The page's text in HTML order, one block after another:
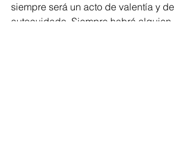
siempre será un acto de valentía y de
autocuidado. Siempre habrá alguien